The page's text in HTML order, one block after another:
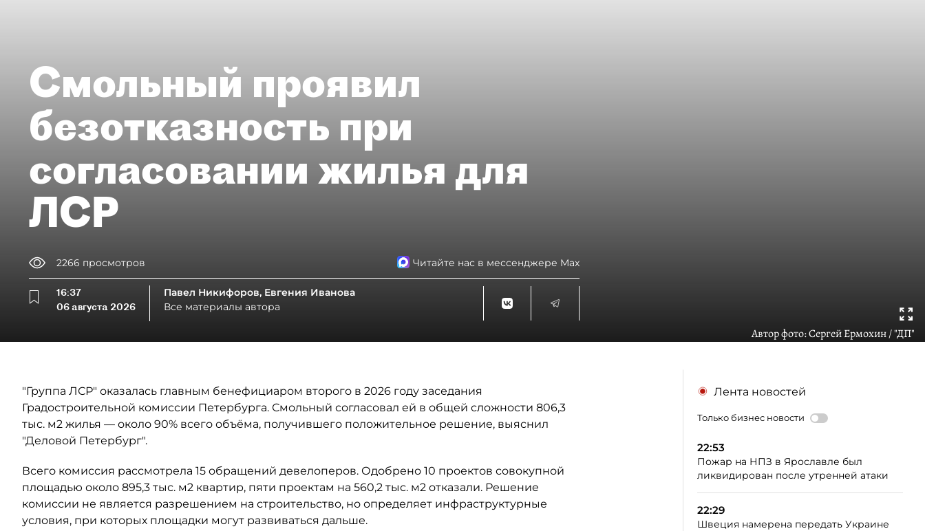
Смольный проявил
безотказность при
согласовании жилья для
ЛСР
2266 просмотров Читайте нас в мессенджере Max
16:37
06 августа 2026
Павел Никифоров, Евгения Иванова
Все материалы автора
Автор фото:Сергей Ермохин / "ДП"
"Группа ЛСР" оказалась главным бенефициаром второго в 2026 году заседания
Градостроительной комиссии Петербурга. Смольный согласовал ей в общей сложности 806,3
тыс. м2 жилья — около 90% всего объёма, получившего положительное решение, выяснил
"Деловой Петербург".
Всего комиссия рассмотрела 15 обращений девелоперов. Одобрено 10 проектов совокупной
площадью около 895,3 тыс. м2 квартир, пяти проектам на 560,2 тыс. м2 отказали. Решение
комиссии не является разрешением на строительство, но определяет инфраструктурные
условия, при которых площадки могут развиваться дальше.
Лента новостей
Только бизнес новости
22:53
Пожар на НПЗ в Ярославле был
ликвидирован после утренней атаки
22:29
Швеция намерена передать Украине